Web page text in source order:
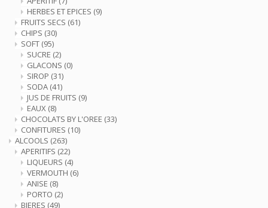
HERBES ET EPICES (9)
FRUITS SECS (61)
CHIPS (30)
SOFT (95)
SUCRE (2)
GLACONS (0)
SIROP (31)
SODA (41)
JUS DE FRUITS (9)
EAUX (8)
CHOCOLATS BY L'OREE (33)
CONFITURES (10)
ALCOOLS (263)
APERITIFS (22)
LIQUEURS (4)
VERMOUTH (6)
ANISE (8)
PORTO (2)
BIERES (49)